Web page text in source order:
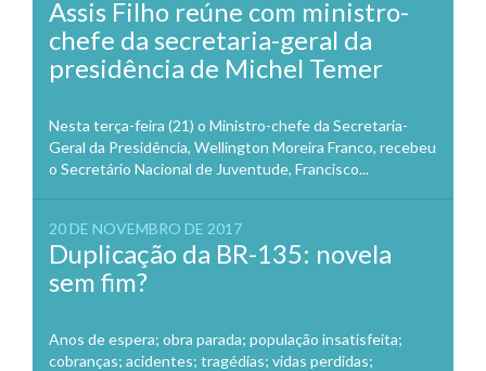
Assis Filho reúne com ministro-
chefe da secretaria-geral da
presidência de Michel Temer
Nesta terça-feira (21) o Ministro-chefe da Secretaria-
Geral da Presidência, Wellington Moreira Franco, recebeu
o Secretário Nacional de Juventude, Francisco...
20 DE NOVEMBRO DE 2017
Duplicação da BR-135: novela
sem fim?
Anos de espera; obra parada; população insatisfeita;
cobranças; acidentes; tragédias; vidas perdidas;